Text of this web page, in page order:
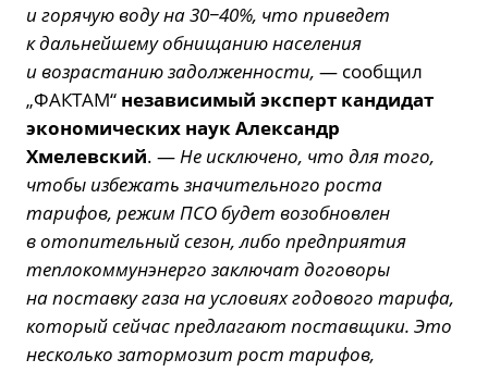
и горячую воду на 30−40%, что приведет
к дальнейшему обнищанию населения
и возрастанию задолженности, — сообщил
„ФАКТАМ“ независимый эксперт кандидат
экономических наук Александр
Хмелевский. — Не исключено, что для того,
чтобы избежать значительного роста
тарифов, режим ПСО будет возобновлен
в отопительный сезон, либо предприятия
теплокоммунэнерго заключат договоры
на поставку газа на условиях годового тарифа,
который сейчас предлагают поставщики. Это
несколько затормозит рост тарифов,